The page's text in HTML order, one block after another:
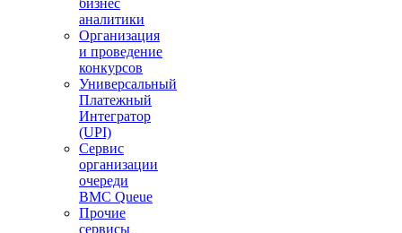
бизнес
аналитики
Организация
и проведение
конкурсов
Универсальный
Платежный
Интегратор
(UPI)
Сервис
организации
очереди
BMC Queue
Прочие
сервисы